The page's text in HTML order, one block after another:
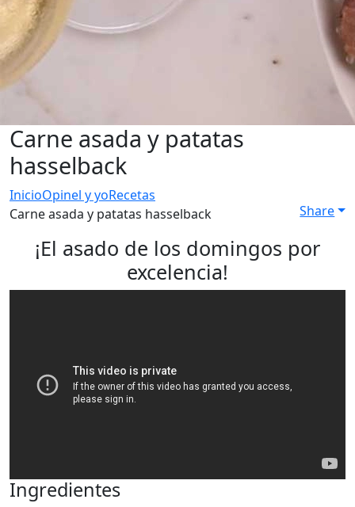
Carne asada y patatas
hasselback
InicioOpinel y yoRecetas
Carne asada y patatas hasselback
Share
¡El asado de los domingos por
excelencia!
Ingredientes